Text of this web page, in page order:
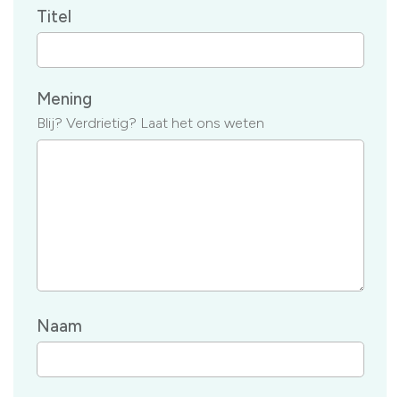
Titel
Mening
Blij? Verdrietig? Laat het ons weten
Naam